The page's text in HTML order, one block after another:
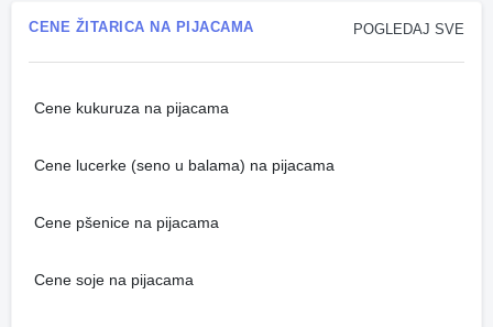
POGLEDAJ SVE
CENE ŽITARICA NA PIJACAMA
Cene kukuruza na pijacama
Cene lucerke (seno u balama) na pijacama
Cene pšenice na pijacama
Cene soje na pijacama